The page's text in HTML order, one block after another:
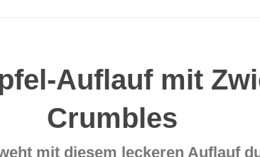
Auflauf mit
Crumbles
mit diesem leckeren Auflauf